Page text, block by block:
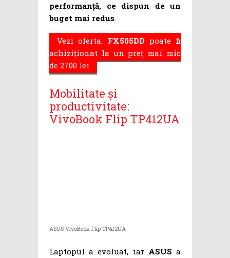
performanță, ce dispun de un
buget mai redus.
Vezi oferta: FX505DDpoate fi
achiziționat la un preț mai mic
de 2700 lei
Mobilitate și
productivitate:
VivoBook Flip TP412UA
ASUS VivoBook Flip TP412UA
Laptopul a evoluat, iar ASUS a